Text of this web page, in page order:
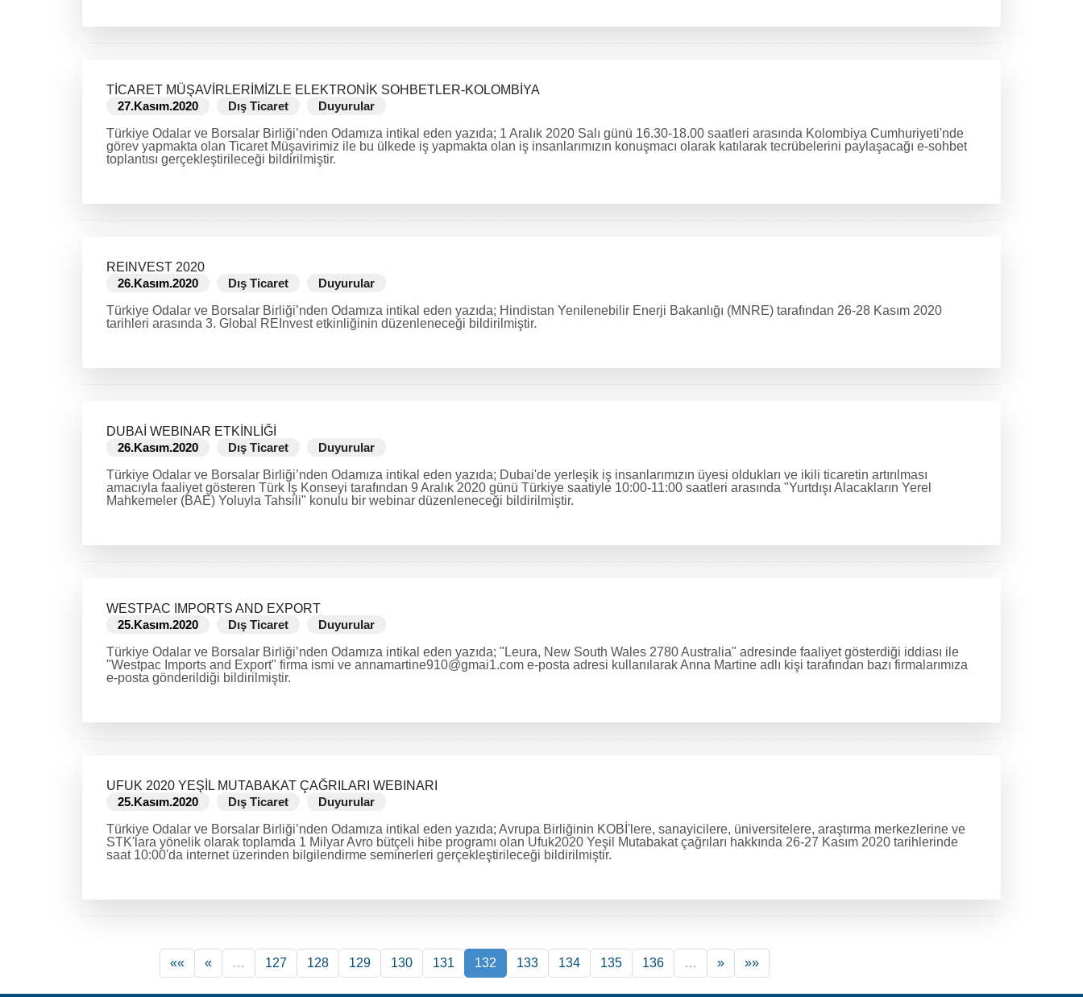
TİCARET MÜŞAVİRLERİMİZLE ELEKTRONİK SOHBETLER-KOLOMBİYA
27.Kasım.2020
Dış Ticaret
Duyurular
Türkiye Odalar ve Borsalar Birliği’nden Odamıza intikal eden yazıda; 1 Aralık 2020 Salı günü 16.30-18.00 saatleri arasında Kolombiya Cumhuriyeti'nde
görev yapmakta olan Ticaret Müşavirimiz ile bu ülkede iş yapmakta olan iş insanlarımızın konuşmacı olarak katılarak tecrübelerini paylaşacağı e-sohbet
toplantısı gerçekleştirileceği bildirilmiştir.
REINVEST 2020
26.Kasım.2020
Dış Ticaret
Duyurular
Türkiye Odalar ve Borsalar Birliği’nden Odamıza intikal eden yazıda; Hindistan Yenilenebilir Enerji Bakanlığı (MNRE) tarafından 26-28 Kasım 2020
tarihleri arasında 3. Global REInvest etkinliğinin düzenleneceği bildirilmiştir.
DUBAİ WEBINAR ETKİNLİĞİ
26.Kasım.2020
Dış Ticaret
Duyurular
Türkiye Odalar ve Borsalar Birliği’nden Odamıza intikal eden yazıda; Dubai'de yerleşik iş insanlarımızın üyesi oldukları ve ikili ticaretin artırılması
amacıyla faaliyet gösteren Türk İş Konseyi tarafından 9 Aralık 2020 günü Türkiye saatiyle 10:00-11:00 saatleri arasında "Yurtdışı Alacakların Yerel
Mahkemeler (BAE) Yoluyla Tahsili" konulu bir webinar düzenleneceği bildirilmiştir.
WESTPAC IMPORTS AND EXPORT
25.Kasım.2020
Dış Ticaret
Duyurular
Türkiye Odalar ve Borsalar Birliği’nden Odamıza intikal eden yazıda; "Leura, New South Wales 2780 Australia" adresinde faaliyet gösterdiği iddiası ile
"Westpac Imports and Export" firma ismi ve annamartine910@gmai1.com e-posta adresi kullanılarak Anna Martine adlı kişi tarafından bazı firmalarımıza
e-posta gönderildiği bildirilmiştir.
UFUK 2020 YEŞİL MUTABAKAT ÇAĞRILARI WEBINARI
25.Kasım.2020
Dış Ticaret
Duyurular
Türkiye Odalar ve Borsalar Birliği’nden Odamıza intikal eden yazıda; Avrupa Birliğinin KOBİ'lere, sanayicilere, üniversitelere, araştırma merkezlerine ve
STK'lara yönelik olarak toplamda 1 Milyar Avro bütçeli hibe programı olan Ufuk2020 Yeşil Mutabakat çağrıları hakkında 26-27 Kasım 2020 tarihlerinde
saat 10:00'da internet üzerinden bilgilendirme seminerleri gerçekleştirileceği bildirilmiştir.
«« « … 127 128 129 130 131 132 133 134 135 136 … » »»